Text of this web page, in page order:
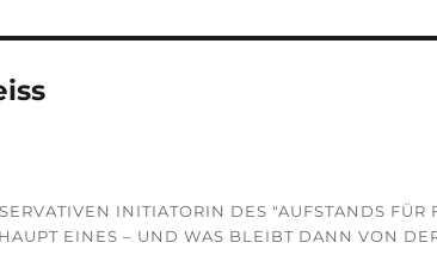
INITIATORIN DES "AUFSTANDS FÜR
EINES – UND WAS BLEIBT DANN VON